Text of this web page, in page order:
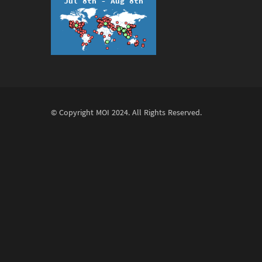
© Copyright MOI 2024. All Rights Reserved.